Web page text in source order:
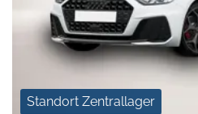
Standort Zentrallager